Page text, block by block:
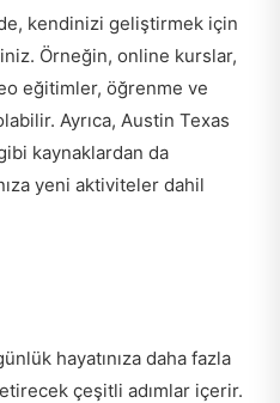
kendinizi geliştirmek için
Örneğin, online kurslar,
eğitimler, öğrenme ve
Ayrıca, Austin Texas
kaynaklardan da
yeni aktiviteler dahil
hayatınıza daha fazla
çeşitli adımlar içerir.